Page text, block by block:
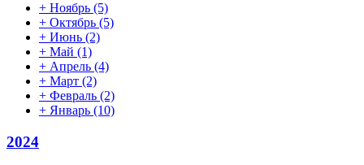
+ Ноябрь (5)
+ Октябрь (5)
+ Июнь (2)
+ Май (1)
+ Апрель (4)
+ Март (2)
+ Февраль (2)
+ Январь (10)
2024